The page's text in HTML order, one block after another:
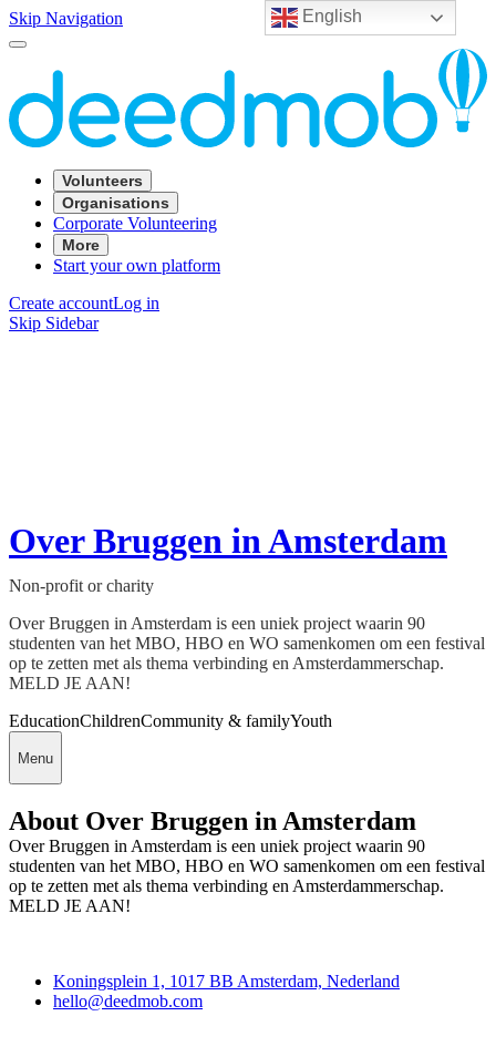
English
Skip Navigation
Volunteers
Organisations
Corporate Volunteering
More
Start your own platform
Create accountLog in
Skip Sidebar
Over Bruggen in Amsterdam
Non-profit or charity
Over Bruggen in Amsterdam is een uniek project waarin 90
studenten van het MBO, HBO en WO samenkomen om een festival
op te zetten met als thema verbinding en Amsterdammerschap.
MELD JE AAN!
EducationChildrenCommunity & familyYouth
Menu
About Over Bruggen in Amsterdam
Over Bruggen in Amsterdam is een uniek project waarin 90
studenten van het MBO, HBO en WO samenkomen om een festival
op te zetten met als thema verbinding en Amsterdammerschap.
MELD JE AAN!
Koningsplein 1, 1017 BB Amsterdam, Nederland
hello@deedmob.com